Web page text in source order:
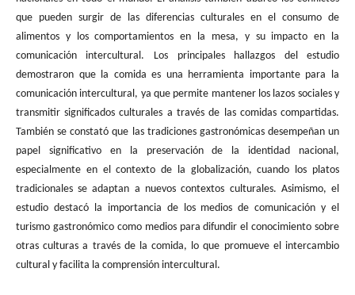
que pueden surgir de las diferencias culturales en el consumo de
alimentos y los comportamientos en la mesa, y su impacto en la
comunicación intercultural. Los principales hallazgos del estudio
demostraron que la comida es una herramienta importante para la
comunicación intercultural, ya que permite mantener los lazos sociales y
transmitir significados culturales a través de las comidas compartidas.
También se constató que las tradiciones gastronómicas desempeñan un
papel significativo en la preservación de la identidad nacional,
especialmente en el contexto de la globalización, cuando los platos
tradicionales se adaptan a nuevos contextos culturales. Asimismo, el
estudio destacó la importancia de los medios de comunicación y el
turismo gastronómico como medios para difundir el conocimiento sobre
otras culturas a través de la comida, lo que promueve el intercambio
cultural y facilita la comprensión intercultural.